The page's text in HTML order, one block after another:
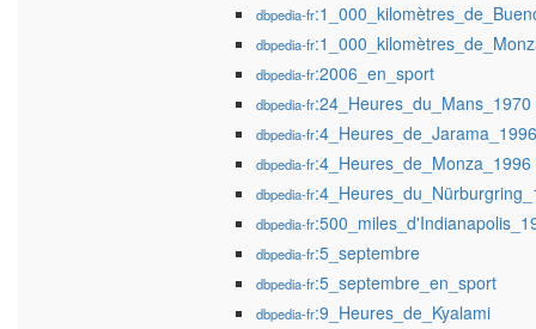
dbpedia-fr
dbpedia-fr
dbpedia-fr:2006_en_sport
dbpedia-fr:24_Heures_du_Mans_1970
dbpedia-fr:4_Heures_de_Jarama_1996
dbpedia-fr:4_Heures_de_Monza_1996
dbpedia-fr
dbpedia-fr
dbpedia-fr:5_septembre
dbpedia-fr:5_septembre_en_sport
dbpedia-fr:9_Heures_de_Kyalami